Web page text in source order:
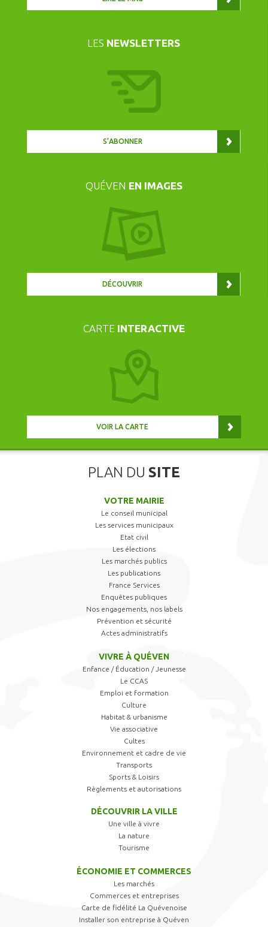
LES NEWSLETTERS
S’ABONNER
QUÉVEN EN IMAGES
DÉCOUVRIR
CARTE INTERACTIVE
VOIR LA CARTE
PLAN DU SITE
VOTRE MAIRIE
Le conseil municipal
Les services municipaux
Etat civil
Les élections
Les marchés publics
Les publications
France Services
Enquêtes publiques
Nos engagements, nos labels
Prévention et sécurité
Actes administratifs
VIVRE À QUÉVEN
Enfance / Éducation / Jeunesse
Le CCAS
Emploi et formation
Culture
Habitat & urbanisme
Vie associative
Cultes
Environnement et cadre de vie
Transports
Sports & Loisirs
Règlements et autorisations
DÉCOUVRIR LA VILLE
Une ville à vivre
La nature
Tourisme
ÉCONOMIE ET COMMERCES
Les marchés
Commerces et entreprises
Carte de fidélité La Quévenoise
Installer son entreprise à Quéven